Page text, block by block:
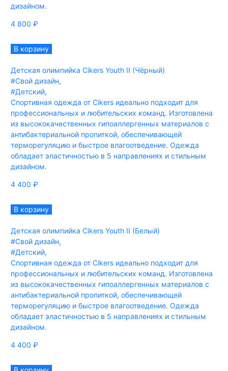
дизайном.
4 800 ₽
В корзину
Детская олимпийка Cikers Youth II (Чёрный)
#Свой дизайн,
#Детский,
Спортивная одежда от Cikers идеально подходит для
профессиональных и любительских команд. Изготовлена
из высококачественных гипоаллергенных материалов с
антибактериальной пропиткой, обеспечивающей
терморегуляцию и быстрое влагоотведение. Одежда
обладает эластичностью в 5 направлениях и стильным
дизайном.
4 400 ₽
В корзину
Детская олимпийка Cikers Youth II (Белый)
#Свой дизайн,
#Детский,
Спортивная одежда от Cikers идеально подходит для
профессиональных и любительских команд. Изготовлена
из высококачественных гипоаллергенных материалов с
антибактериальной пропиткой, обеспечивающей
терморегуляцию и быстрое влагоотведение. Одежда
обладает эластичностью в 5 направлениях и стильным
дизайном.
4 400 ₽